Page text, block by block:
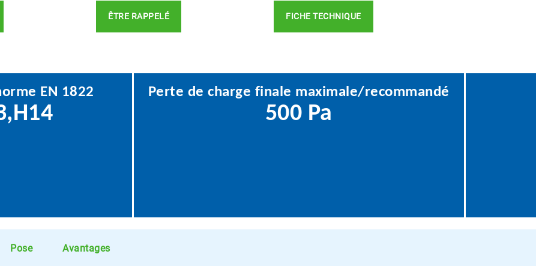
ÊTRE RAPPELÉ FICHE TECHNIQUE
EN 1822 Perte de charge finale maximale/recommandé
500 Pa
Pose Avantages